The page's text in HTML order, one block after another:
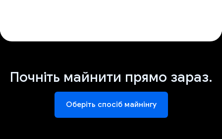
Почніть майнити прямо зараз.
Оберіть спосіб майнінгу